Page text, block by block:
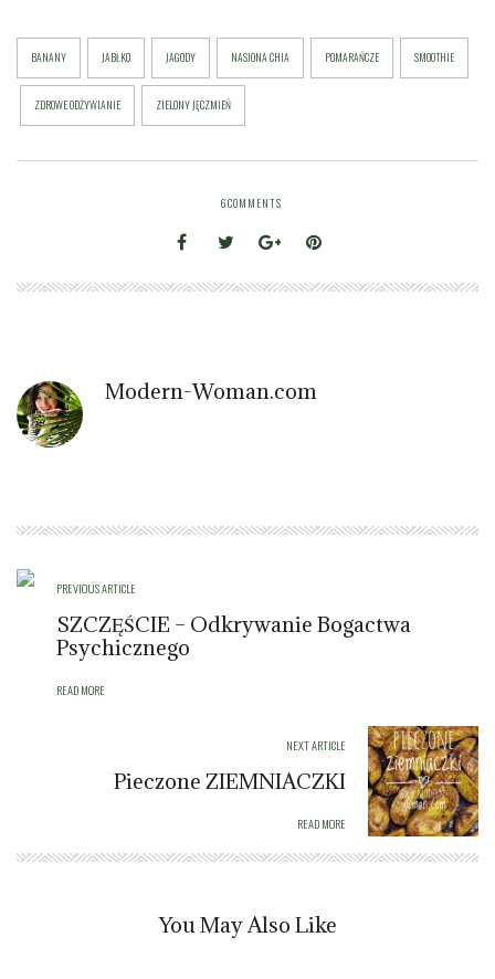
BANANY JABŁKO JAGODY NASIONA CHIA POMARAŃCZE SMOOTHIE
ZDROWE ODŻYWIANIE ZIELONY JĘCZMIEŃ
6COMMENTS
Modern-Woman.com
PREVIOUS ARTICLE
SZCZĘŚCIE – Odkrywanie Bogactwa
Psychicznego
READ MORE
NEXT ARTICLE
Pieczone ZIEMNIACZKI
READ MORE
You May Also Like